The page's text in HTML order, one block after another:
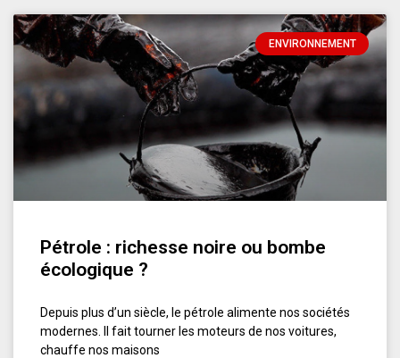
ENVIRONNEMENT
Pétrole : richesse noire ou bombe
écologique ?
Depuis plus d’un siècle, le pétrole alimente nos sociétés
modernes. Il fait tourner les moteurs de nos voitures,
chauffe nos maisons